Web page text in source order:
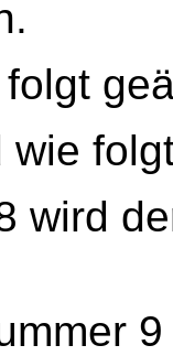
wie
wird